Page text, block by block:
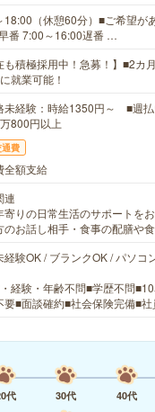
18:00（休憩60分）■ご希望が
番 7:00～16:00遅番 …
も積極採用中！急募！】■2
就業可能！
未経験：時給1350円～ ■週
800円以上
費
全額支給
連
りの日常生活のサポートを
のお話し相手・食事の配膳や
経験OK / ブランクOK / パソコ
経験・年齢不問■学歴不問
要■面談確約■社会保険完備■
代
30代 40代